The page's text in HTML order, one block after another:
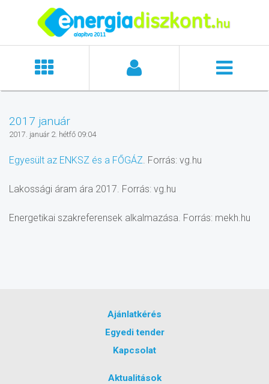
2017 január
2017. január 2. hétfő 09:04
Egyesült az ENKSZ és a FŐGÁZ. Forrás: vg.hu
Lakossági áram ára 2017. Forrás: vg.hu
Energetikai szakreferensek alkalmazása. Forrás: mekh.hu
Ajánlatkérés
Egyedi tender
Kapcsolat
Aktualitások